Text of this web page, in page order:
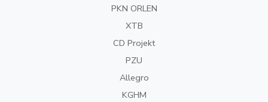
PKN ORLEN
XTB
CD Projekt
PZU
Allegro
KGHM